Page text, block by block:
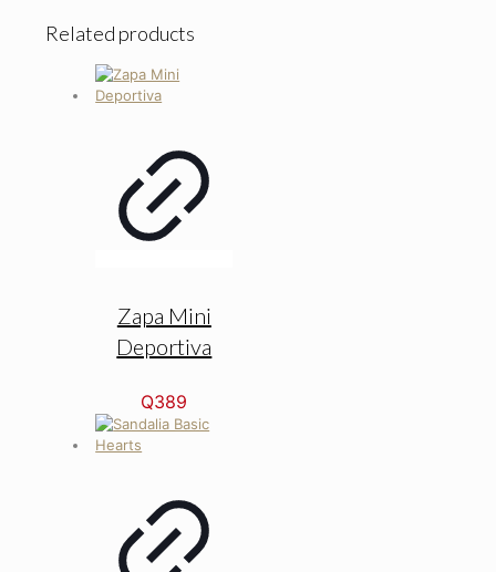
Related products
Zapa Mini
Deportiva
Q389